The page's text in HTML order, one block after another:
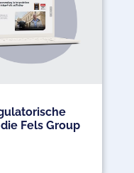
Fels Group